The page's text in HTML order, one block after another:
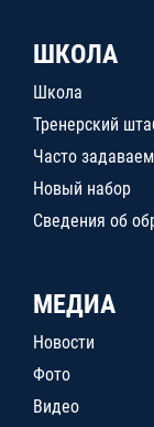
ШКОЛА
Школа
Тренерский
Часто
Новый набор
Сведения об
МЕДИА
Новости
Фото
Видео